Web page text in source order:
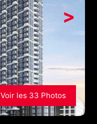
>
Voir les 33 Photos